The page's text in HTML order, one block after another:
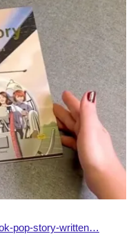
pop-story-written…